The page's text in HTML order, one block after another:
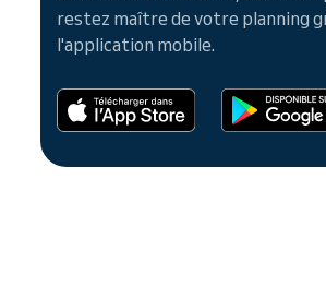
restez maître de votre planning
l'application mobile.